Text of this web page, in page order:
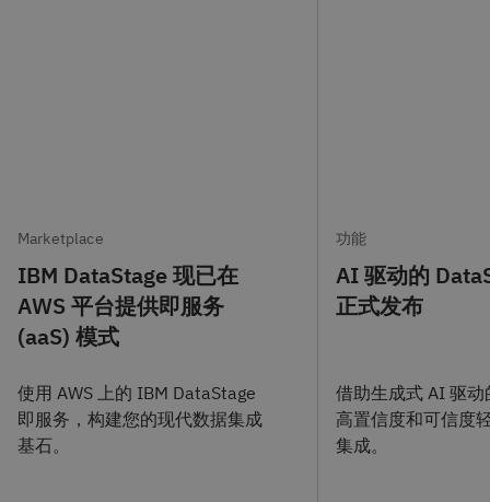
Marketplace
IBM DataStage 现已在
AWS 平台提供即服务
(aaS) 模式
使用 AWS 上的 IBM DataStage
即服务，构建您的现代数据集成
基石。
功能
AI 驱动的
正式发布
借助生成式 AI 驱
高置信度和可信度
集成。